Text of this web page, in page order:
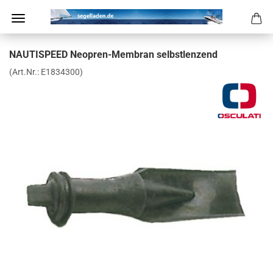
NAU­TIS­PEED Neopren-​Membran selbst­len­zend
(Art.Nr.: E1834300)